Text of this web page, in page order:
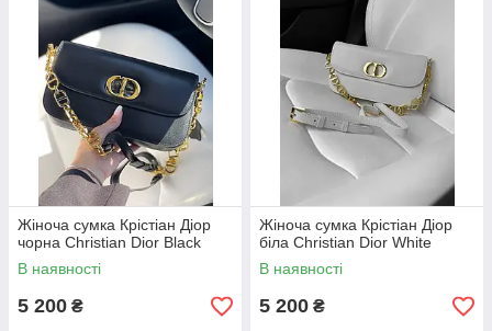
Жіноча сумка Крістіан Діор
чорна Christian Dior Black
В наявності
5 200 ₴
Жіноча сумка Крістіан Діор
біла Christian Dior White
В наявності
5 200 ₴